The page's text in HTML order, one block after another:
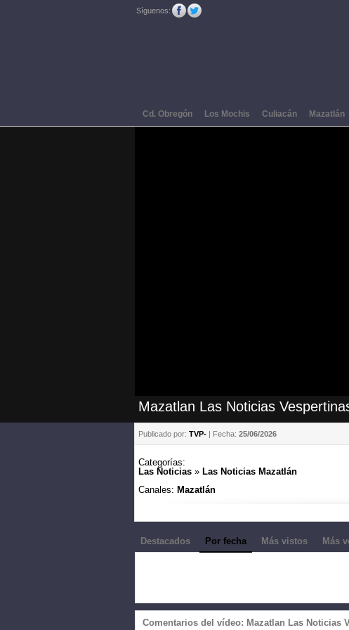
Síguenos:
Cd. Obregón Los Mochis Culiacán Mazatlán
Mazatlan Las Noticias
Publicado por: TVP- | Fecha: 25/06/2026
Categorías:
Las Noticias » Las Noticias Mazatlán
Canales: Mazatlán
Destacados Por fecha Más vistos Más
Comentarios del vídeo: Mazatlan Las Noticias